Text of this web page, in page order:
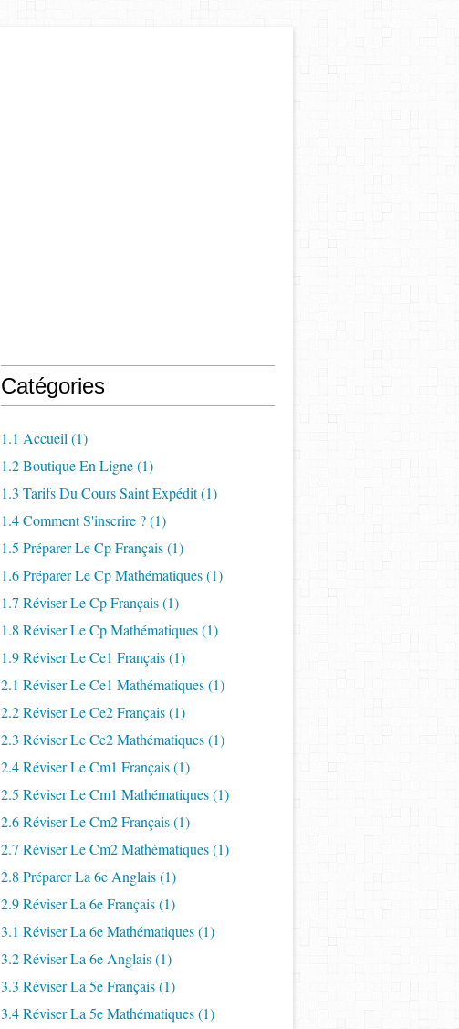
Catégories
1.1 Accueil (1)
1.2 Boutique En Ligne(1)
1.3 Tarifs Du Cours Saint Expédit(1)
1.4 Comment S'inscrire ?(1)
1.5 Préparer Le Cp Français(1)
1.6 Préparer Le Cp Mathématiques(1)
1.7 Réviser Le Cp Français(1)
1.8 Réviser Le Cp Mathématiques(1)
1.9 Réviser Le Ce1 Français(1)
2.1 Réviser Le Ce1 Mathématiques(1)
2.2 Réviser Le Ce2 Français(1)
2.3 Réviser Le Ce2 Mathématiques(1)
2.4 Réviser Le Cm1 Français(1)
2.5 Réviser Le Cm1 Mathématiques(1)
2.6 Réviser Le Cm2 Français(1)
2.7 Réviser Le Cm2 Mathématiques(1)
2.8 Préparer La 6e Anglais(1)
2.9 Réviser La 6e Français(1)
3.1 Réviser La 6e Mathématiques(1)
3.2 Réviser La 6e Anglais(1)
3.3 Réviser La 5e Français(1)
3.4 Réviser La 5e Mathématiques(1)